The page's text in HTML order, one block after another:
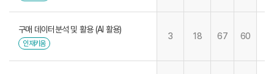
구매 데이터분석 및 활용 (AI 활용)
인재키움
3 18 67 60